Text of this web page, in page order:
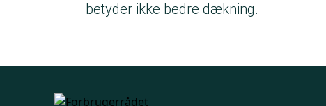
betyder ikke bedre dækning.